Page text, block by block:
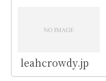
leahcrowdy.jp